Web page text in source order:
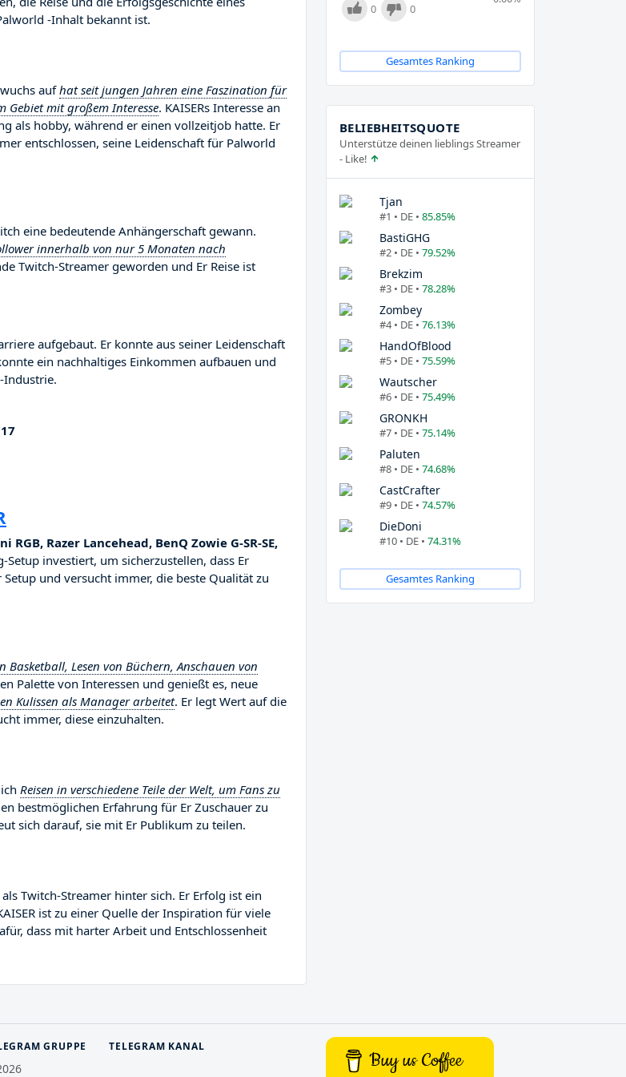
-Inhalt bekannt ist.
aufhat seit jungen Jahren eine Faszination für
Gebiet mit großem Interesse. KAISERs Interesse an
als hobby, während er einen vollzeitjob hatte. Er
entschlossen, seine Leidenschaft für Palworld
eine bedeutende Anhängerschaft gewann.
innerhalb von nur 5 Monaten nach
Twitch-Streamer geworden und Er Reise ist
aufgebaut. Er konnte aus seiner Leidenschaft
ein nachhaltiges Einkommen aufbauen und
Industrie.
RGB, Razer Lancehead, BenQ Zowie G-SR-SE,
investiert, um sicherzustellen, dass Er
und versucht immer, die beste Qualität zu
Basketball, Lesen von Büchern, Anschauen von
Palette von Interessen und genießt es, neue
Kulissen als Manager arbeitet. Er legt Wert auf die
immer, diese einzuhalten.
Reisen in verschiedene Teile der Welt, um Fans zu
bestmöglichen Erfahrung für Er Zuschauer zu
sich darauf, sie mit Er Publikum zu teilen.
Twitch-Streamer hinter sich. Er Erfolg ist ein
ist zu einer Quelle der Inspiration für viele
dass mit harter Arbeit und Entschlossenheit
0 0
Gesamtes Ranking
BELIEBHEITSQUOTE
Unterstütze deinen lieblings Streamer
- Like!
Tjan
#1 • DE • 85.85%
BastiGHG
#2 • DE • 79.52%
Brekzim
#3 • DE • 78.28%
Zombey
#4 • DE • 76.13%
HandOfBlood
#5 • DE • 75.59%
Wautscher
#6 • DE • 75.49%
GRONKH
#7 • DE • 75.14%
Paluten
#8 • DE • 74.68%
CastCrafter
#9 • DE • 74.57%
DieDoni
#10 • DE • 74.31%
Gesamtes Ranking
GRUPPE TELEGRAM KANAL
Buy us Coffee